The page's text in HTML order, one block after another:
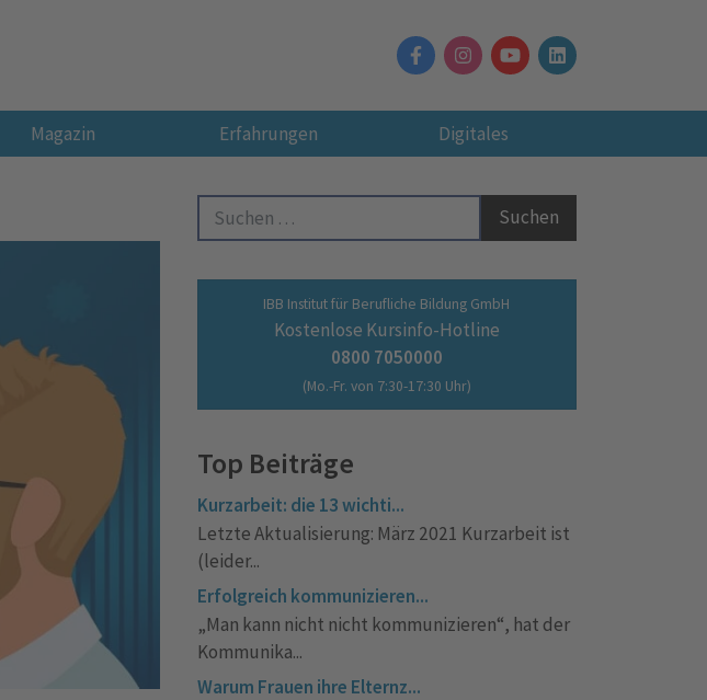
Magazin Erfahrungen Digitales
IBB Institut für Berufliche Bildung GmbH
Kostenlose Kursinfo-Hotline
0800 7050000
(Mo.-Fr. von 7:30-17:30 Uhr)
Top Beiträge
Kurzarbeit: die 13 wichti...
Letzte Aktualisierung: März 2021 Kurzarbeit ist
(leider...
Erfolgreich kommunizieren...
„Man kann nicht nicht kommunizieren“, hat der
Kommunika...
Warum Frauen ihre Elternz...